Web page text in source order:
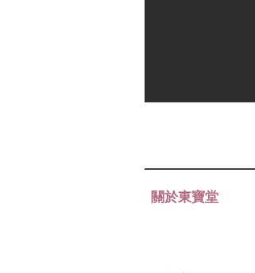
關於東寶堂